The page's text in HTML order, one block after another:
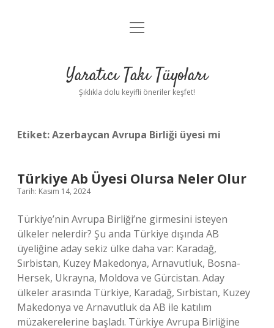
Anasayfa
Yasal Uyarı
menüyü
Yaratıcı Takı Tüyoları
Şıklıkla dolu keyifli öneriler keşfet!
Etiket:Azerbaycan Avrupa Birliği üyesi mi
Türkiye Ab Üyesi Olursa Neler Olur
Tarih: Kasım 14, 2024
Türkiye’nin Avrupa Birliği’ne girmesini isteyen
ülkeler nelerdir? Şu anda Türkiye dışında AB
üyeliğine aday sekiz ülke daha var: Karadağ,
Sırbistan, Kuzey Makedonya, Arnavutluk, Bosna-
Hersek, Ukrayna, Moldova ve Gürcistan. Aday
ülkeler arasında Türkiye, Karadağ, Sırbistan, Kuzey
Makedonya ve Arnavutluk da AB ile katılım
müzakerelerine başladı. Türkiye Avrupa Birliğine